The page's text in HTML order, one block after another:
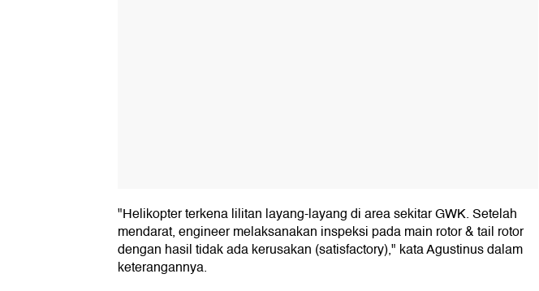
"Helikopter terkena lilitan layang-layang di area sekitar GWK. Setelah
mendarat, engineer melaksanakan inspeksi pada main rotor & tail rotor
dengan hasil tidak ada kerusakan (satisfactory)," kata Agustinus dalam
keterangannya.